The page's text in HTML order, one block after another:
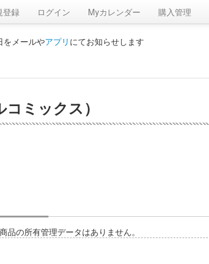
登録 ログイン Myカレンダー 購入管理
をメールやアプリ にてお知らせします
ミックス）
品の所有管理データはありません。